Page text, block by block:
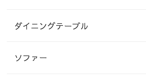
ダイニングテーブル
ソファー